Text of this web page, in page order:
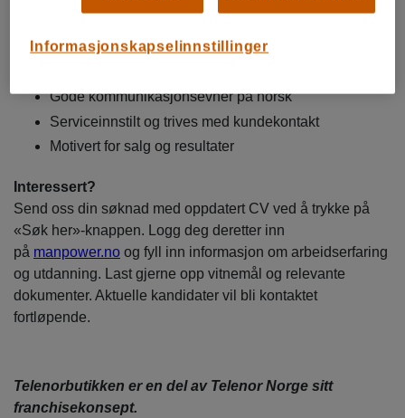
Bidra til å nå butikkens salgs- og resultatmål
Kvalifikasjoner:
Gode kommunikasjonsevner på norsk
Serviceinnstilt og trives med kundekontakt
Motivert for salg og resultater
Interessert?
Send oss din søknad med oppdatert CV ved å trykke på
«Søk her»-knappen. Logg deg deretter inn
på manpower.no og fyll inn informasjon om arbeidserfaring
og utdanning. Last gjerne opp vitnemål og relevante
dokumenter. Aktuelle kandidater vil bli kontaktet
fortløpende.
Telenorbutikken er en del av Telenor Norge sitt
franchisekonsept.
Informasjonskapselinnstillinger